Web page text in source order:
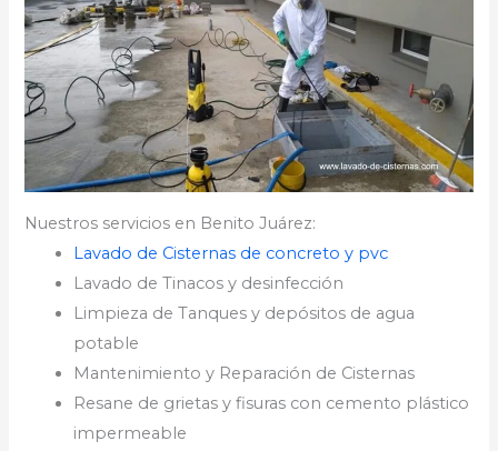
Nuestros servicios en Benito Juárez:
Lavado de Cisternas de concreto y pvc
Lavado de Tinacos y desinfección
Limpieza de Tanques y depósitos de agua
potable
Mantenimiento y Reparación de Cisternas
Resane de grietas y fisuras con cemento plástico
impermeable